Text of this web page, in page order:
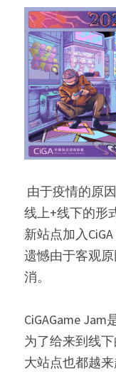
线上+线下的形
新站点加入
遗憾由于客观
消。
CiGAGame
为了给来到线
大站点也都越来